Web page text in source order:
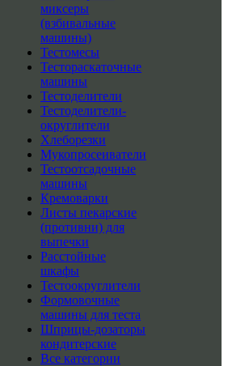
миксеры
(взбивальные
машины)
Тестомесы
Тестораскаточные
машины
Тестоделители
Тестоделители-
округлители
Хлеборезки
Мукопросеиватели
Тестоотсадочные
машины
Кремоварки
Листы пекарские
(противни) для
выпечки
Расстойные
шкафы
Тестоокруглители
Формовочные
машины для теста
Шприцы-дозаторы
кондитерские
Все категории